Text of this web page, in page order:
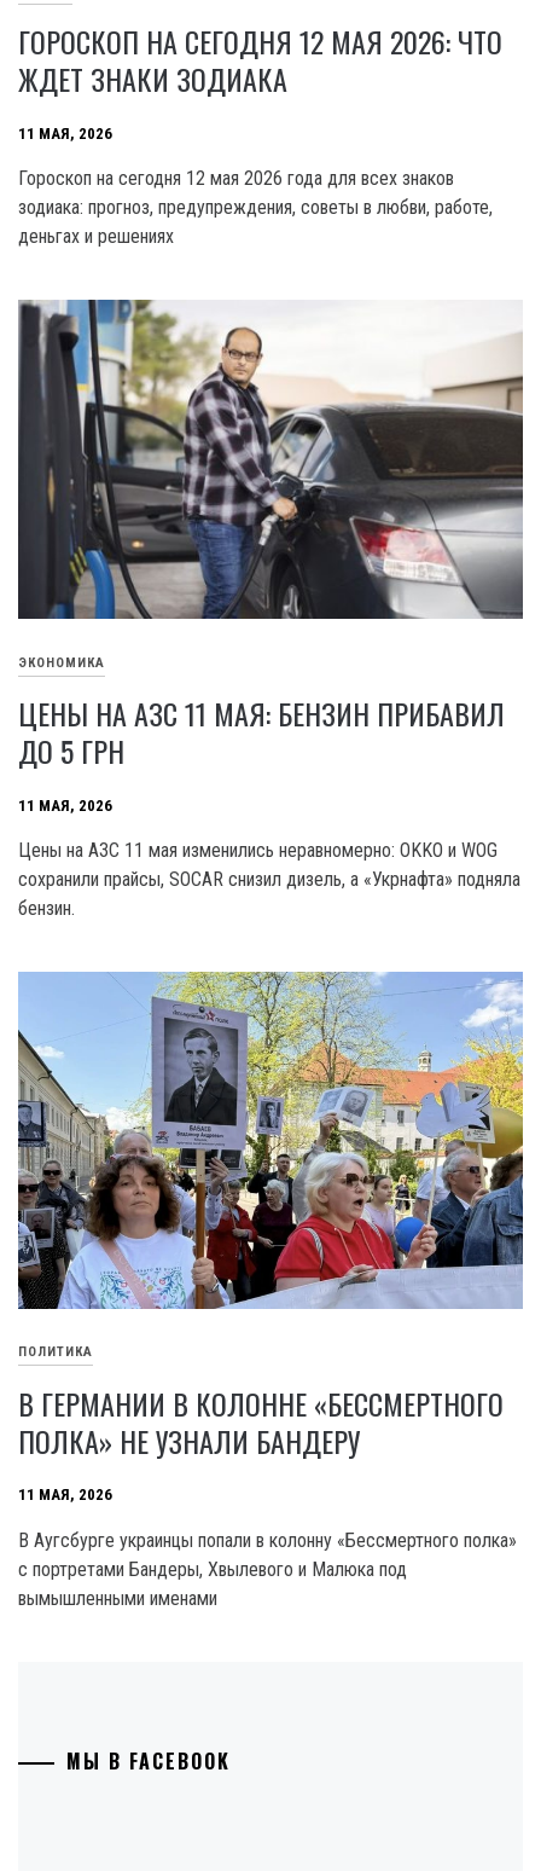
ГОРОСКОП НА СЕГОДНЯ 12 МАЯ 2026: ЧТО
ЖДЕТ ЗНАКИ ЗОДИАКА
11 МАЯ, 2026
Гороскоп на сегодня 12 мая 2026 года для всех знаков
зодиака: прогноз, предупреждения, советы в любви, работе,
деньгах и решениях
ЭКОНОМИКА
ЦЕНЫ НА АЗС 11 МАЯ: БЕНЗИН ПРИБАВИЛ
ДО 5 ГРН
11 МАЯ, 2026
Цены на АЗС 11 мая изменились неравномерно: OKKO и WOG
сохранили прайсы, SOCAR снизил дизель, а «Укрнафта» подняла
бензин.
ПОЛИТИКА
В ГЕРМАНИИ В КОЛОННЕ «БЕССМЕРТНОГО
ПОЛКА» НЕ УЗНАЛИ БАНДЕРУ
11 МАЯ, 2026
В Аугсбурге украинцы попали в колонну «Бессмертного полка»
с портретами Бандеры, Хвылевого и Малюка под
вымышленными именами
МЫ В FACEBOOK